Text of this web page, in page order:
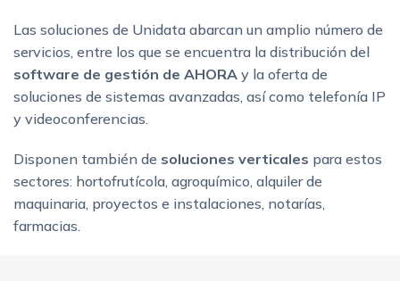
Las soluciones de Unidata abarcan un amplio número de
servicios, entre los que se encuentra la distribución del
software de gestión de AHORA y la oferta de
soluciones de sistemas avanzadas, así como telefonía IP
y videoconferencias.
Disponen también de soluciones verticales para estos
sectores: hortofrutícola, agroquímico, alquiler de
maquinaria, proyectos e instalaciones, notarías,
farmacias.